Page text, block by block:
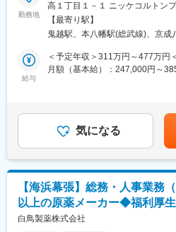
れないよう配慮します。（ここ
せん。）
・また入社して間もない場合、
・出勤した場合は代休は必ず取
証・安全管理・品質管理の体制
品質システムへの確立に邁進し
・消毒・殺菌を目的としたアル
りますので、特にコロナ禍では
ります。これからも継続的に高
け、皆さまの信頼を得続けられ
ます。
・年間休日126日（原則土日祝日
働き続けることが可能です。転
■仕事内容：
・コスメ販売・接客サービスは
成もおまかせいたします。
※カウンセリング・タッチアップ
そのため、店頭に並ぶ製品ライ
りません。
月に1回は新しい製品が入ってく
ある、ワクワクがいっぱい詰まっ
■風通しの良い職場環境
・ショップ中のひとつのコーナ
てディスプレイなどを工夫して運
勤務地
高１丁目１－１ ニッケコルトン
駅受動喫煙対策：屋内全面禁煙
【最寄り駅】
鬼越駅、本八幡駅(総武線)、京成
給与
＜予定年収＞311万円～477万円
月額（基本給）：247,000円～
給額15万円）※特別賞与は業績
（3年目）322万円チーフ（5年
の金額であり、選考を通じて上
額)は固定手当を含めた表記です
気になる
【海浜幕張】総務・人事業務
以上の原薬メーカー◆福利厚
白鳥製薬株式会社